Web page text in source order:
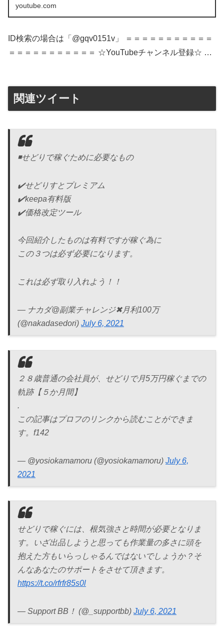
youtube.com
ID検索の場合は「@gqv0151v」 ＝＝＝＝＝＝＝＝＝＝＝
＝＝＝＝＝＝＝＝＝＝＝ ☆YouTubeチャンネル登録☆ …
関連ツイート
◾️せどりで稼ぐために必要なもの
✔️せどりすとプレミアム
✔️keepa有料版
✔️価格改定ツール
今回紹介したものは有料ですが稼ぐ為に
この３つは必ず必要になります。
これは必ず取り入れよう！！
— ナカダ@副業チャレンジ✖︎月利100万
(@nakadasedori) July 6, 2021
２８歳普通の会社員が、せどりで月5万円稼ぐまでの
軌跡【５か月間】
.
この記事はプロフのリンクから読むことができま
す。f142
— @yosiokamamoru (@yosiokamamoru) July 6,
2021
せどりで稼ぐには、根気強さと時間が必要となりま
す。いざ出品しようと思っても作業量の多さに頭を
抱えた方もいらっしゃるんではないでしょうか？そ
んなあなたのサポートをさせて頂きます。
https://t.co/rfrfr85s0l
— Support BB！ (@_supportbb) July 6, 2021